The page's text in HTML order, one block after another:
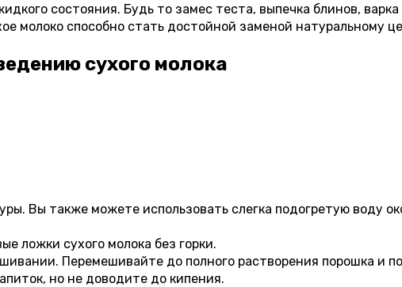
состояния. Будь то замес теста, выпечка блинов,
молоко способно стать достойной заменой натуральному
сухого молока
Вы также можете использовать слегка подогретую воду
ложки сухого молока без горки.
Перемешивайте до полного растворения порошка и
но не доводите до кипения.